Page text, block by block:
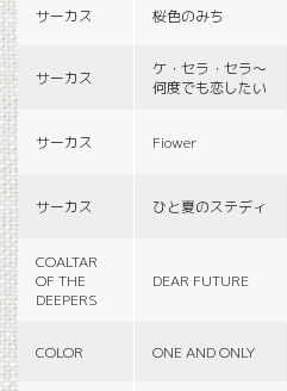
サーカス 桜色のみち
サーカス
ケ・セラ・セラ〜
何度でも恋したい
サーカス Fiower
サーカス ひと夏のステディ
COALTAR
OF THE
DEEPERS
DEAR FUTURE
COLOR ONE AND ONLY